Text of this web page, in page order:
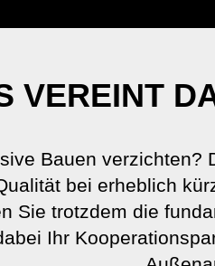
VEREINT
Bauen verzichten?
bei erheblich
Sie trotzdem die
Ihr